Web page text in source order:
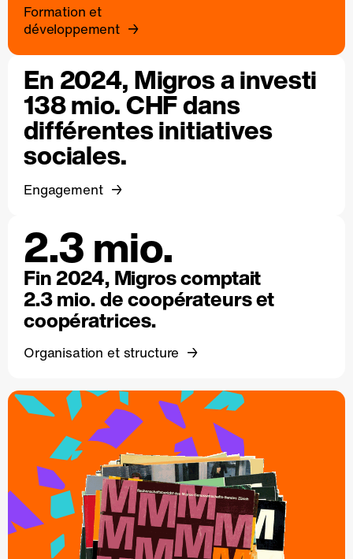
Formation et
développement
En 2024, Migros a investi
138 mio. CHF dans
différentes initiatives
sociales.
Engagement
2.3 mio.
Fin 2024, Migros comptait
2.3 mio. de coopérateurs et
coopératrices.
Organisation et structure